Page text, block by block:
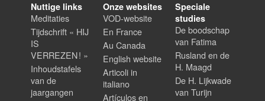
Nuttige links
Meditaties
Tijdschrift « HIJ
IS
VERREZEN ! »
Inhoudstafels
van de
jaargangen
Onze websites
VOD-website
En France
Au Canada
English website
Articoli in
italiano
Artículos en
Speciale
studies
De boodschap
van Fatima
Rusland en de
H. Maagd
De H. Lijkwade
van Turijn